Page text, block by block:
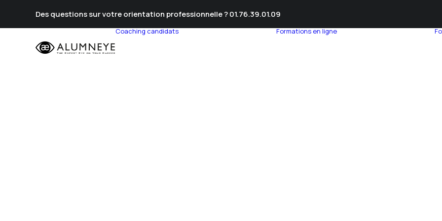
Des questions sur votre orientation professionnelle ? 01.76.39.01.09
Coaching candidats Formations en ligne